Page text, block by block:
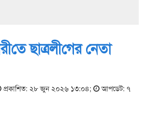
ছাত্রলী‌গের নেতা
প্রকাশিত: ২৮ জুন ২০২৬ ১৩:০৪;
আপডেট: ৭